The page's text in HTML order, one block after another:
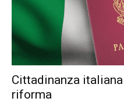
Cittadinanza
riforma